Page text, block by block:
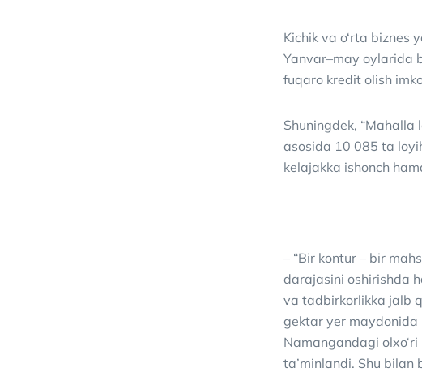
Kichik va o‘rta biznes
Yanvar–may oylarida
fuqaro kredit olish
Shuningdek, “Mahalla
asosida 10 085 ta
kelajakka ishonch
– “Bir kontur – bir
darajasini oshirishda
va tadbirkorlikka jalb
gektar yer
Namangandagi
ta’minlandi. Shu